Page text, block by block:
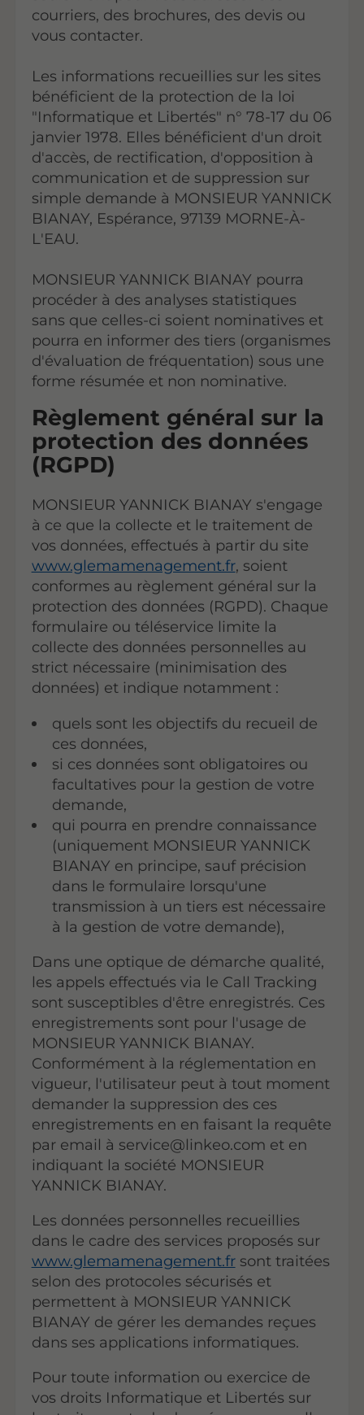
courriers, des brochures, des devis ou
vous contacter.
Les informations recueillies sur les sites
bénéficient de la protection de la loi
"Informatique et Libertés" n° 78-17 du 06
janvier 1978. Elles bénéficient d'un droit
d'accès, de rectification, d'opposition à
communication et de suppression sur
simple demande à MONSIEUR YANNICK
BIANAY, Espérance, 97139 MORNE-À-
L'EAU.
MONSIEUR YANNICK BIANAY pourra
procéder à des analyses statistiques
sans que celles-ci soient nominatives et
pourra en informer des tiers (organismes
d'évaluation de fréquentation) sous une
forme résumée et non nominative.
Règlement général sur la
protection des données
(RGPD)
MONSIEUR YANNICK BIANAY s'engage
à ce que la collecte et le traitement de
vos données, effectués à partir du site
www.glemamenagement.fr, soient
conformes au règlement général sur la
protection des données (RGPD). Chaque
formulaire ou téléservice limite la
collecte des données personnelles au
strict nécessaire (minimisation des
données) et indique notamment :
quels sont les objectifs du recueil de
ces données,
si ces données sont obligatoires ou
facultatives pour la gestion de votre
demande,
qui pourra en prendre connaissance
(uniquement MONSIEUR YANNICK
BIANAY en principe, sauf précision
dans le formulaire lorsqu'une
transmission à un tiers est nécessaire
à la gestion de votre demande),
Dans une optique de démarche qualité,
les appels effectués via le Call Tracking
sont susceptibles d'être enregistrés. Ces
enregistrements sont pour l'usage de
MONSIEUR YANNICK BIANAY.
Conformément à la réglementation en
vigueur, l'utilisateur peut à tout moment
demander la suppression des ces
enregistrements en en faisant la requête
par email à service@linkeo.com et en
indiquant la société MONSIEUR
YANNICK BIANAY.
Les données personnelles recueillies
dans le cadre des services proposés sur
www.glemamenagement.frsont traitées
selon des protocoles sécurisés et
permettent à MONSIEUR YANNICK
BIANAY de gérer les demandes reçues
dans ses applications informatiques.
Pour toute information ou exercice de
vos droits Informatique et Libertés sur